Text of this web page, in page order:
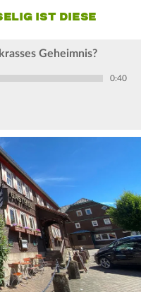
IST DIESE
Geheimnis?
0:40